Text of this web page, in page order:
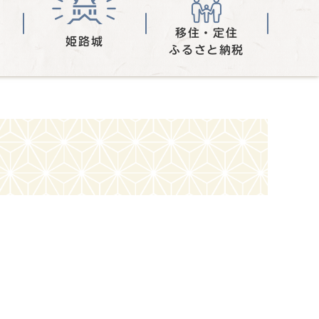
姫路城
移住・定住
ふるさと納税